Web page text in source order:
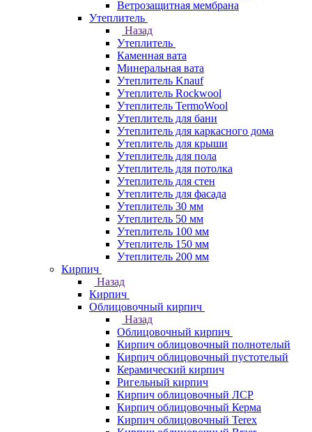
Ветрозащитная мембрана
Утеплитель
Назад
Утеплитель
Каменная вата
Минеральная вата
Утеплитель Knauf
Утеплитель Rockwool
Утеплитель TermoWool
Утеплитель для бани
Утеплитель для каркасного дома
Утеплитель для крыши
Утеплитель для пола
Утеплитель для потолка
Утеплитель для стен
Утеплитель для фасада
Утеплитель 30 мм
Утеплитель 50 мм
Утеплитель 100 мм
Утеплитель 150 мм
Утеплитель 200 мм
Кирпич
Назад
Кирпич
Облицовочный кирпич
Назад
Облицовочный кирпич
Кирпич облицовочный полнотелый
Кирпич облицовочный пустотелый
Керамический кирпич
Ригельный кирпич
Кирпич облицовочный ЛСР
Кирпич облицовочный Керма
Кирпич облицовочный Terex